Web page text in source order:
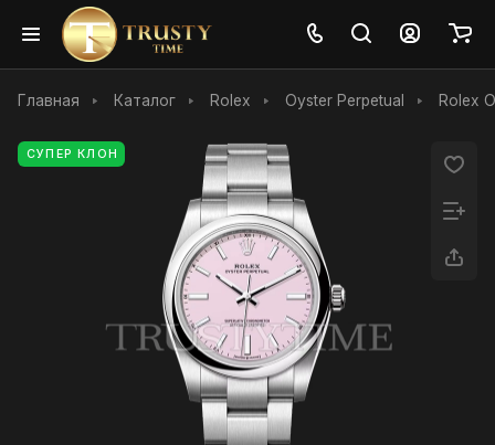
Главная Каталог Rolex Oyster Perpetual Rolex
СУПЕР КЛОН